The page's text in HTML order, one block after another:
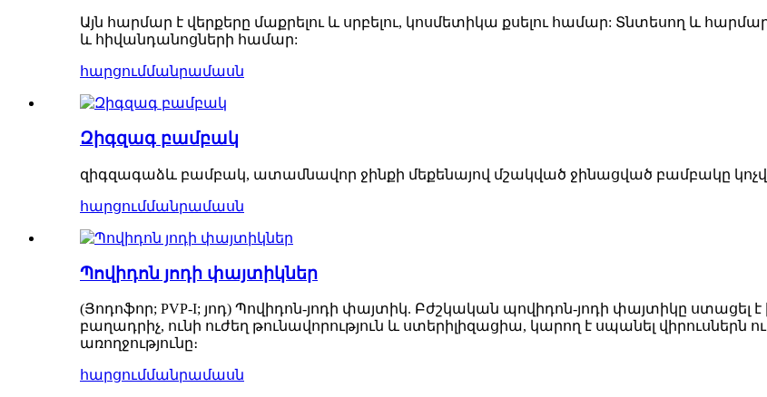
Այն հարմար է վերքերը մաքրելու և սրբելու, կոսմետիկա քսելու համար: Տնտեսող և
և հիվանդանոցների համար:
հարցումմանրամասն
Զիգզագ բամբակ
զիգզագաձև բամբակ, ատամնավոր ջինքի մեքենայով մշակված ջինացված բամբակը
հարցումմանրամասն
Պովիդոն յոդի փայտիկներ
(Յոդոֆոր; PVP-I; յոդ) Պովիդոն-յոդի փայտիկ. Բժշկական պովիդոն-յոդի փայտիկը ստացել
բաղադրիչ, ունի ուժեղ թունավորություն և ստերիլիզացիա, կարող է սպանել վիրուսներն
առողջությունը։
հարցումմանրամասն